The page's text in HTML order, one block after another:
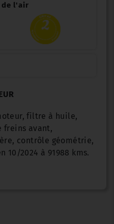
de l'air
filtre à huile,
freins avant,
contrôle géométrie,
2024 à 91988 kms.